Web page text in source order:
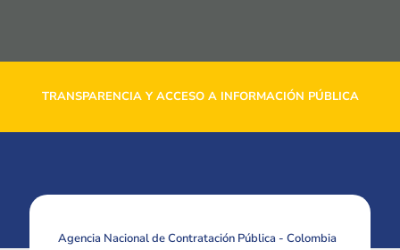
TRANSPARENCIA Y ACCESO A INFORMACIÓN PÚBLICA
Agencia Nacional de Contratación Pública - Colombia